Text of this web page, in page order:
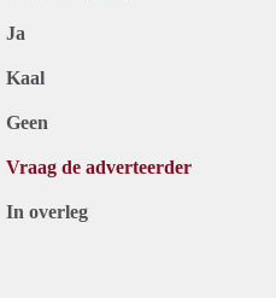
Ja
Kaal
Geen
Vraag de adverteerder
In overleg